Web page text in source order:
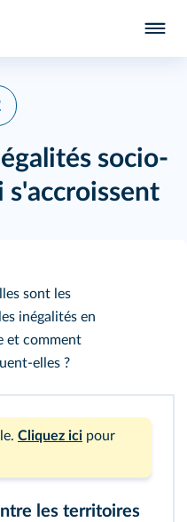
socio-
s'accroissent
sont les
inégalités en
et comment
?
Cliquez ici pour
les territoires